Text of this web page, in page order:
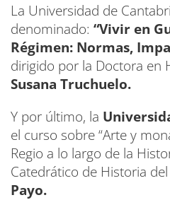
La Universidad de
denominado: “Vivir en
Régimen: Normas,
dirigido por la Doctora en
Susana Truchuelo.
Y por último, la
el curso sobre “Arte y
Regio a lo largo de la
Catedrático de Historia del
Payo.